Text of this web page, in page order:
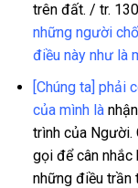
trên đất. / tr.
những người
điều này như là
[Chúng ta] phải
của mình là
trình của Người.
gọi để cân nhắc
những điều trần